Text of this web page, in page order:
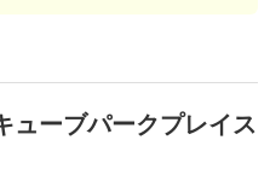
ューブパークプレイス